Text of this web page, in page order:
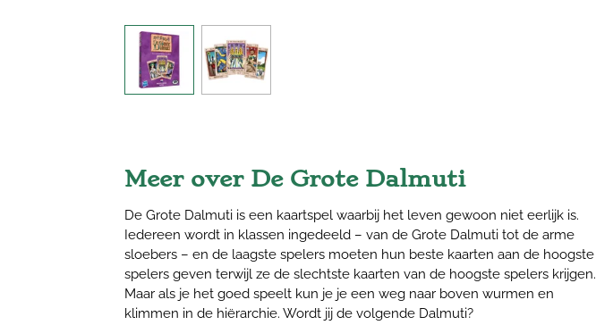
Meer over De Grote Dalmuti
De Grote Dalmuti is een kaartspel waarbij het leven gewoon niet eerlijk is.
Iedereen wordt in klassen ingedeeld – van de Grote Dalmuti tot de arme
sloebers – en de laagste spelers moeten hun beste kaarten aan de hoogste
spelers geven terwijl ze de slechtste kaarten van de hoogste spelers krijgen.
Maar als je het goed speelt kun je je een weg naar boven wurmen en
klimmen in de hiërarchie. Wordt jij de volgende Dalmuti?